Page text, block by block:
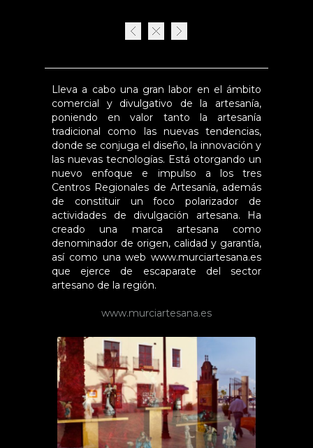
Lleva a cabo una gran labor en el ámbito
comercial y divulgativo de la artesanía,
poniendo en valor tanto la artesanía
tradicional como las nuevas tendencias,
donde se conjuga el diseño, la innovación y
las nuevas tecnologías. Está otorgando un
nuevo enfoque e impulso a los tres
Centros Regionales de Artesanía, además
de constituir un foco polarizador de
actividades de divulgación artesana. Ha
creado una marca artesana como
denominador de origen, calidad y garantía,
así como una web www.murciartesana.es
que ejerce de escaparate del sector
artesano de la región.
www.murciartesana.es